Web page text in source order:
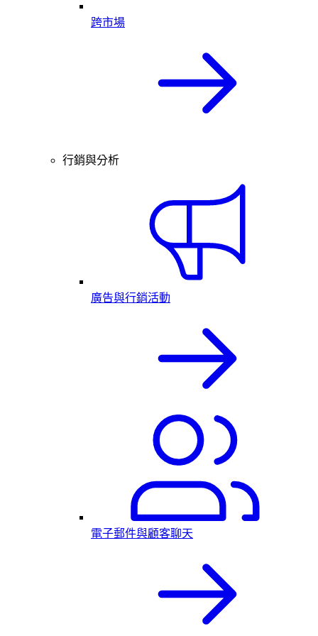
跨市場
行銷與分析
廣告與行銷活動
電子郵件與顧客聊天